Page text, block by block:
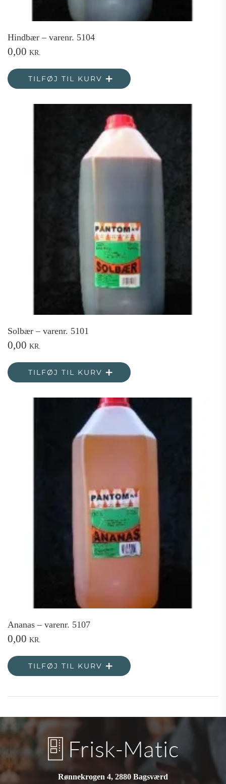
Hindbær – varenr. 5104
0,00 KR.
TILFØJ TIL KURV
Solbær – varenr. 5101
0,00 KR.
TILFØJ TIL KURV
Ananas – varenr. 5107
0,00 KR.
TILFØJ TIL KURV
Rønnekrogen 4, 2880 Bagsværd